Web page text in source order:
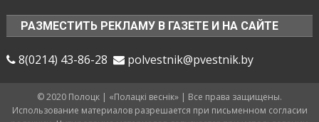
РАЗМЕСТИТЬ РЕКЛАМУ В ГАЗЕТЕ И НА САЙТЕ
8(0214) 43-86-28 polvestnik@pvestnik.by
© 2020 Полоцк | «Полацкі веснік» | Все права защищены.
Использование материалов разрешается при письменном согласии